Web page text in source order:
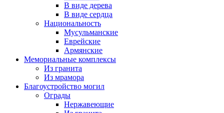
В виде дерева
В виде сердца
Национальность
Мусульманские
Еврейские
Армянские
Мемориальные комплексы
Из гранита
Из мрамора
Благоустройство могил
Ограды
Нержавеющие